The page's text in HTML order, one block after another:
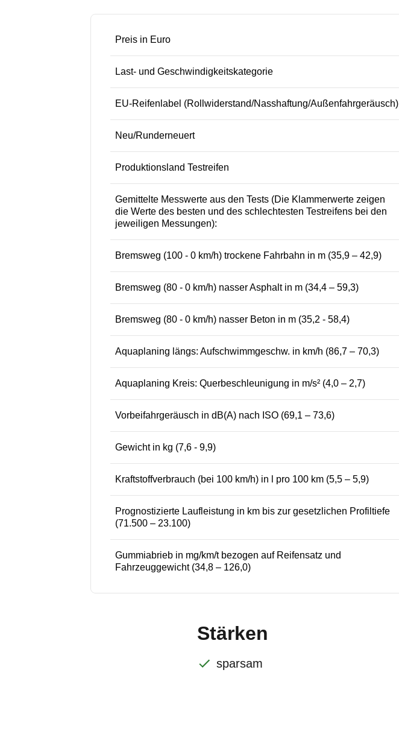
Preis in Euro
Last- und Geschwindigkeitskategorie
EU-Reifenlabel (Rollwiderstand/Nasshaftung/Außenfahrgeräusch)
Neu/Runderneuert
Produktionsland Testreifen
Gemittelte Messwerte aus den Tests (Die Klammerwerte zeigen
die Werte des besten und des schlechtesten Testreifens bei den
jeweiligen Messungen):
Bremsweg (100 - 0 km/h) trockene Fahrbahn in m (35,9 – 42,9)
Bremsweg (80 - 0 km/h) nasser Asphalt in m (34,4 – 59,3)
Bremsweg (80 - 0 km/h) nasser Beton in m (35,2 - 58,4)
Aquaplaning längs: Aufschwimmgeschw. in km/h (86,7 – 70,3)
Aquaplaning Kreis: Querbeschleunigung in m/s² (4,0 – 2,7)
Vorbeifahrgeräusch in dB(A) nach ISO (69,1 – 73,6)
Gewicht in kg (7,6 - 9,9)
Kraftstoffverbrauch (bei 100 km/h) in l pro 100 km (5,5 – 5,9)
Prognostizierte Laufleistung in km bis zur gesetzlichen Profiltiefe
(71.500 – 23.100)
Gummiabrieb in mg/km/t bezogen auf Reifensatz und
Fahrzeuggewicht (34,8 – 126,0)
Stärken
sparsam